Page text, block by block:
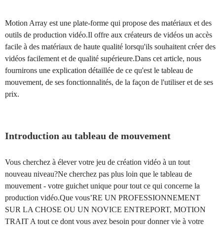
Motion Array est une plate-forme qui propose des matériaux et des
outils de production vidéo.Il offre aux créateurs de vidéos un accès
facile à des matériaux de haute qualité lorsqu'ils souhaitent créer des
vidéos facilement et de qualité supérieure.Dans cet article, nous
fournirons une explication détaillée de ce qu'est le tableau de
mouvement, de ses fonctionnalités, de la façon de l'utiliser et de ses
prix.
Introduction au tableau de mouvement
Vous cherchez à élever votre jeu de création vidéo à un tout
nouveau niveau?Ne cherchez pas plus loin que le tableau de
mouvement - votre guichet unique pour tout ce qui concerne la
production vidéo.Que vous’RE UN PROFESSIONNEMENT
SUR LA CHOSE OU UN NOVICE ENTREPORT, MOTION
TRAIT A tout ce dont vous avez besoin pour donner vie à votre